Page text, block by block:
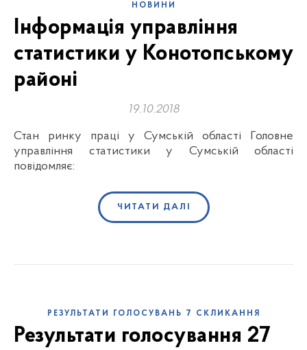
НОВИНИ
Інформація управління
статистики у Конотопському
районі
19.10.2018
Стан ринку праці у Сумській області Головне
управління статистики у Сумській області
повідомляє:
ЧИТАТИ ДАЛІ
РЕЗУЛЬТАТИ ГОЛОСУВАНЬ 7 СКЛИКАННЯ
Результати голосування 27